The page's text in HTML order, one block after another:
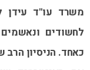
משרד עו"ד עידן
לחשודים
כאחד. הניסיון